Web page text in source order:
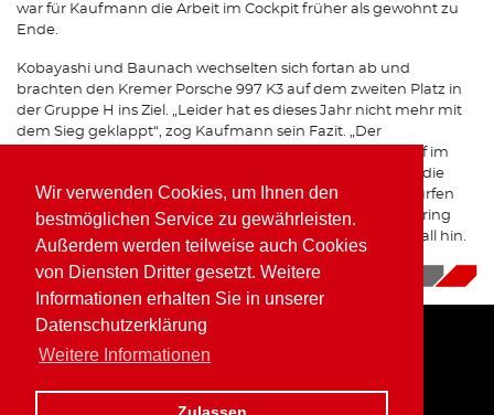
Wir verwenden Cookies, um Ihnen den
bestmöglichen Service zu gewährleisten.
Außerdem werden teilweise auch Cookies
von Diensten Dritter gesetzt. Weitere
Informationen erhalten Sie in unserer
Datenschutzerklärung
Weitere Informationen
war für Kaufmann die Arbeit im Cockpit früher als gewohnt zu
Ende.
Kobayashi und Baunach wechselten sich fortan ab und
brachten den Kremer Porsche 997 K3 auf dem zweiten Platz in
der Gruppe H ins Ziel. „Leider hat es dieses Jahr nicht mehr mit
dem Sieg geklappt“, zog Kaufmann sein Fazit. „Der
wunderschöne 997 K3 war wieder perfekt, der Zweikampf im
meinem Stint war spannend und hat den Fans rund um die
Nordschleife sicher richtig Spaß gemacht. Ich hoffe wir dürfen
das Auto nächstes Jahr bei den 24-Stunden am Nürburgring
fahren, da gehört der Kremer Porsche 997 K3 auf jeden Fall hin.
16.10.2017|
Home Impressum